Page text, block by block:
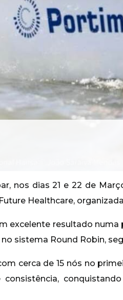
nos dias 21 e 22 de
Healthcare,
excelente resultado
sistema Round Robin,
cerca de 15 nós no